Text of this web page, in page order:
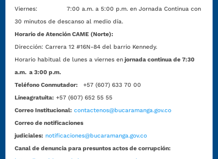
Viernes: 7:00 a.m. a 5:00 p.m. en Jornada Continua con
30 minutos de descanso al medio día.
Horario de Atención CAME (Norte):
Dirección:Carrera 12 #16N-84 del barrio Kennedy.
Horario habitual de lunes a viernes en jornada continua de 7:30
a.m. a 3:00 p.m.
Teléfono Conmutador:
+57 (607) 633 70 00
Líneagratuita: +57 (607) 652 55 55
Correo Institucional: contactenos@bucaramanga.gov.co
Correo de notificaciones
judiciales: notificaciones@bucaramanga.gov.co
Canal de denuncia para presuntos actos de corrupción: